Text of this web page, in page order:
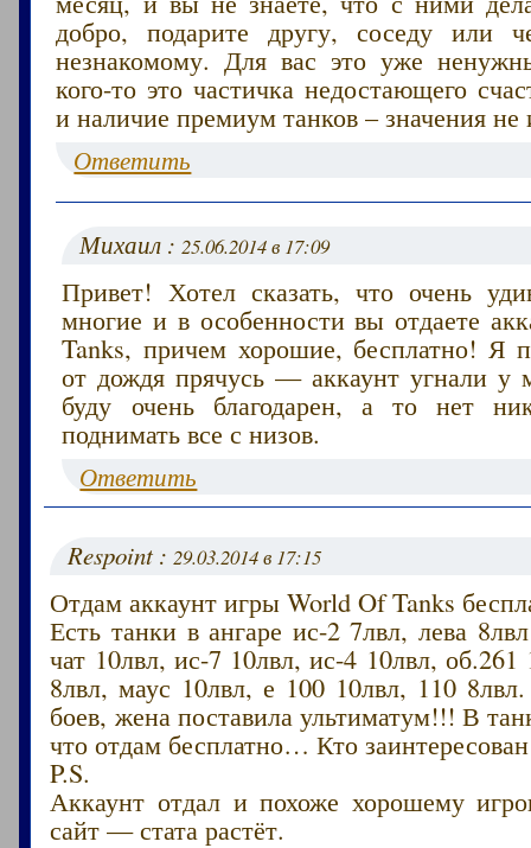
добро, подарите другу, соседу или
незнакомому. Для вас это уже
кого-то это частичка недостающего
и наличие премиум танков – значения не
Ответить
Михаил :25.06.2014 в 17:09
Привет! Хотел сказать, что очень
многие и в особенности вы отдаете
Tanks, причем хорошие, бесплатно! Я
от дождя прячусь — аккаунт угнали у
буду очень благодарен, а то нет
поднимать все с низов.
Ответить
Respoint :29.03.2014 в 17:15
Отдам аккаунт игры World Of Tanks
Есть танки в ангаре ис-2 7лвл, лева
чат 10лвл, ис-7 10лвл, ис-4 10лвл,
8лвл, маус 10лвл, е 100 10лвл, 110
боев, жена поставила ультиматум!!! В
что отдам бесплатно… Кто
P.S.
Аккаунт отдал и похоже хорошему
сайт — стата растёт.